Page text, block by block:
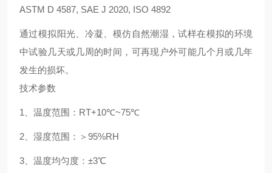
ASTM D 4587, SAE J 2020, ISO 4892
通过模拟阳光、冷凝、模仿自然潮湿，试样在模拟的环境
中试验几天或几周的时间，可再现户外可能几个月或几年
发生的损坏。
技术参数
1 、温度范围： RT+10℃~75℃
2 、湿度范围：＞ 95%RH
3 、温度均匀度：±3℃